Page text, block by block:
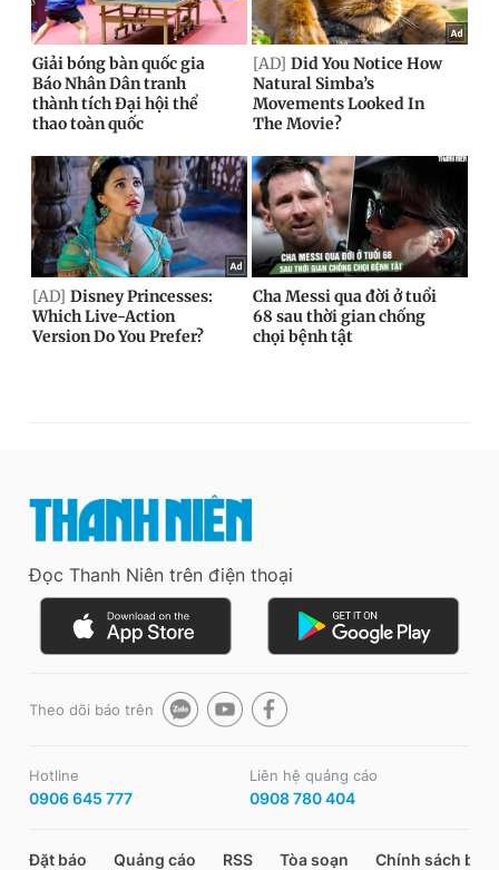
Đọc Thanh Niên trên điện thoại
Theo dõi báo trên
Hotline
0906 645 777
Liên hệ quảng cáo
0908 780 404
Đặt báo Quảng cáo RSS Tòa soạn Chính sách bảo